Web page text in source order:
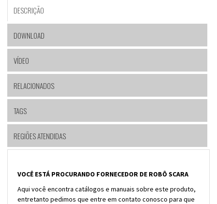
DESCRIÇÃO
DOWNLOAD
VÍDEO
RELACIONADOS
TAGS
REGIÕES ATENDIDAS
VOCÊ ESTÁ PROCURANDO FORNECEDOR DE ROBÔ SCARA
Aqui você encontra catálogos e manuais sobre este produto,
entretanto pedimos que entre em contato conosco para que